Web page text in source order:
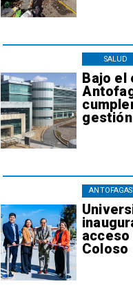
Bajo el
gestión
SALUD
acceso
Coloso